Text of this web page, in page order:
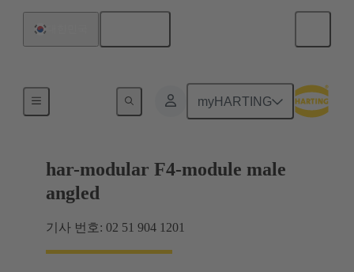
myHARTING
마더보드와 도터보드 연결
har-modular F4-module male
angled
기사 번호: 02 51 904 1201